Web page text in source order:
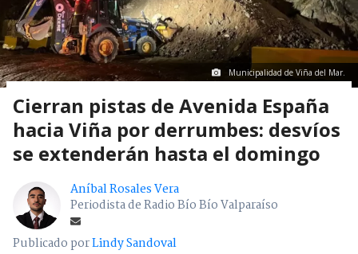
Municipalidad de Viña del Mar.
Cierran pistas de Avenida España
hacia Viña por derrumbes: desvíos
se extenderán hasta el domingo
Aníbal Rosales Vera
Periodista de Radio Bío Bío Valparaíso
Publicado porLindy Sandoval